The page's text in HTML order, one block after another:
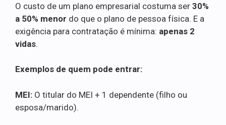
O custo de um plano empresarial costuma ser 30%
a 50% menor do que o plano de pessoa física. E a
exigência para contratação é mínima: apenas 2
vidas.
Exemplos de quem pode entrar:
MEI: O titular do MEI + 1 dependente (filho ou
esposa/marido).